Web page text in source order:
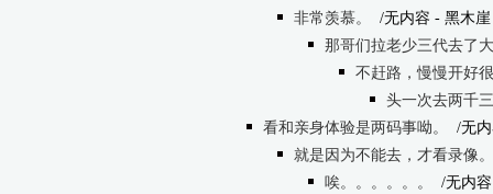
非常羡慕。
/无内容 - 黑木崖
那哥们拉老少三代去了
不赶路，慢慢开好
头一次去两千三百
看和亲身体验是两码事呦。
/无
就是因为不能去，才看录像。
唉。。。。。。
/无内容